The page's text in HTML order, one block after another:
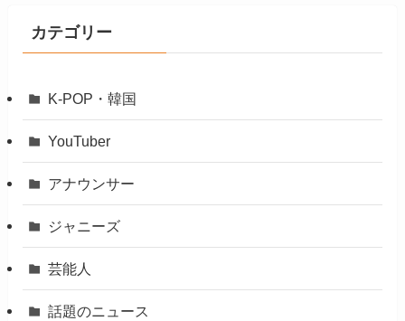
カテゴリー
K-POP・韓国
YouTuber
アナウンサー
ジャニーズ
芸能人
話題のニュース